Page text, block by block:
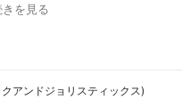
きを見る
アンドジョリスティックス)